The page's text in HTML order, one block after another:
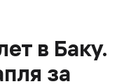
в Баку.
за